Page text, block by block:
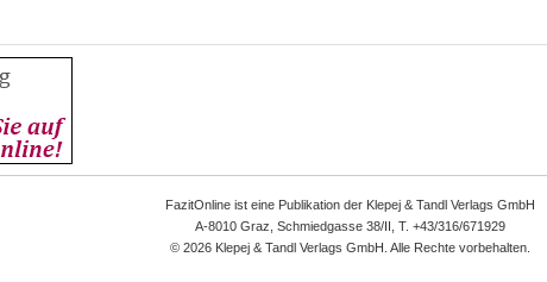
FazitOnline ist eine Publikation der Klepej & Tandl Verlags GmbH
A-8010 Graz, Schmiedgasse 38/II, T. +43/316/671929
© 2026 Klepej & Tandl Verlags GmbH. Alle Rechte vorbehalten.